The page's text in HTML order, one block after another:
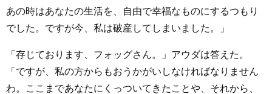
あの時はあなたの生活を、自由で幸福なものにするつもり
でした。ですが今、私は破産してしまいました。」
「存じております、フォッグさん。」アウダは答えた。
「ですが、私の方からもおうかがいしなければなりません
わ。ここまであなたにくっついてきたことや、それから、